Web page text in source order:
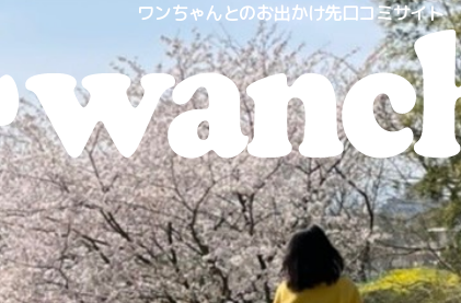
ワンちゃんとのお出かけ先口コミサイト